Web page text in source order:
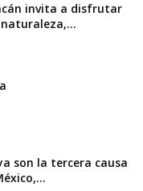
invita a disfrutar
son la tercera causa